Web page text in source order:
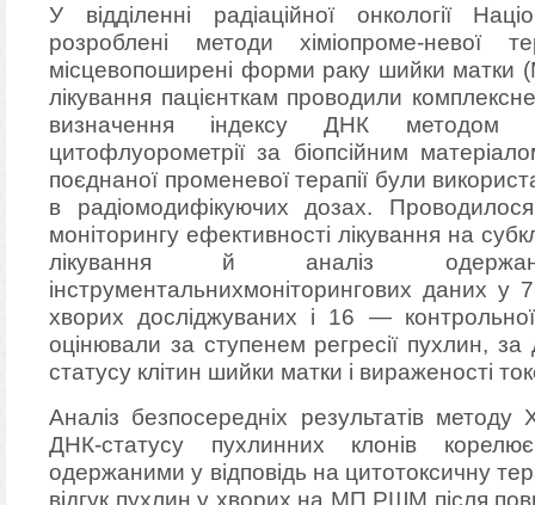
У відділенні радіаційної онкології
розроблені методи хіміопроме-невої
місцевопоширені форми раку шийки
лікування пацієнткам проводили
визначення індексу ДНК методом
цитофлуорометрії за біопсійним
поєднаної променевої терапії були
в радіомодифікуючих дозах.
моніторингу ефективності лікування на
лікування й аналіз
інструментальнихмоніторингових
хворих досліджуваних і 16 —
оцінювали за ступенем регресії пухлин,
статусу клітин шийки матки і вираженості
Аналіз безпосередніх результатів
ДНК-статусу пухлинних клонів
одержаними у відповідь на цитотоксичну
відгук пухлин у хворих на МП РШМ після